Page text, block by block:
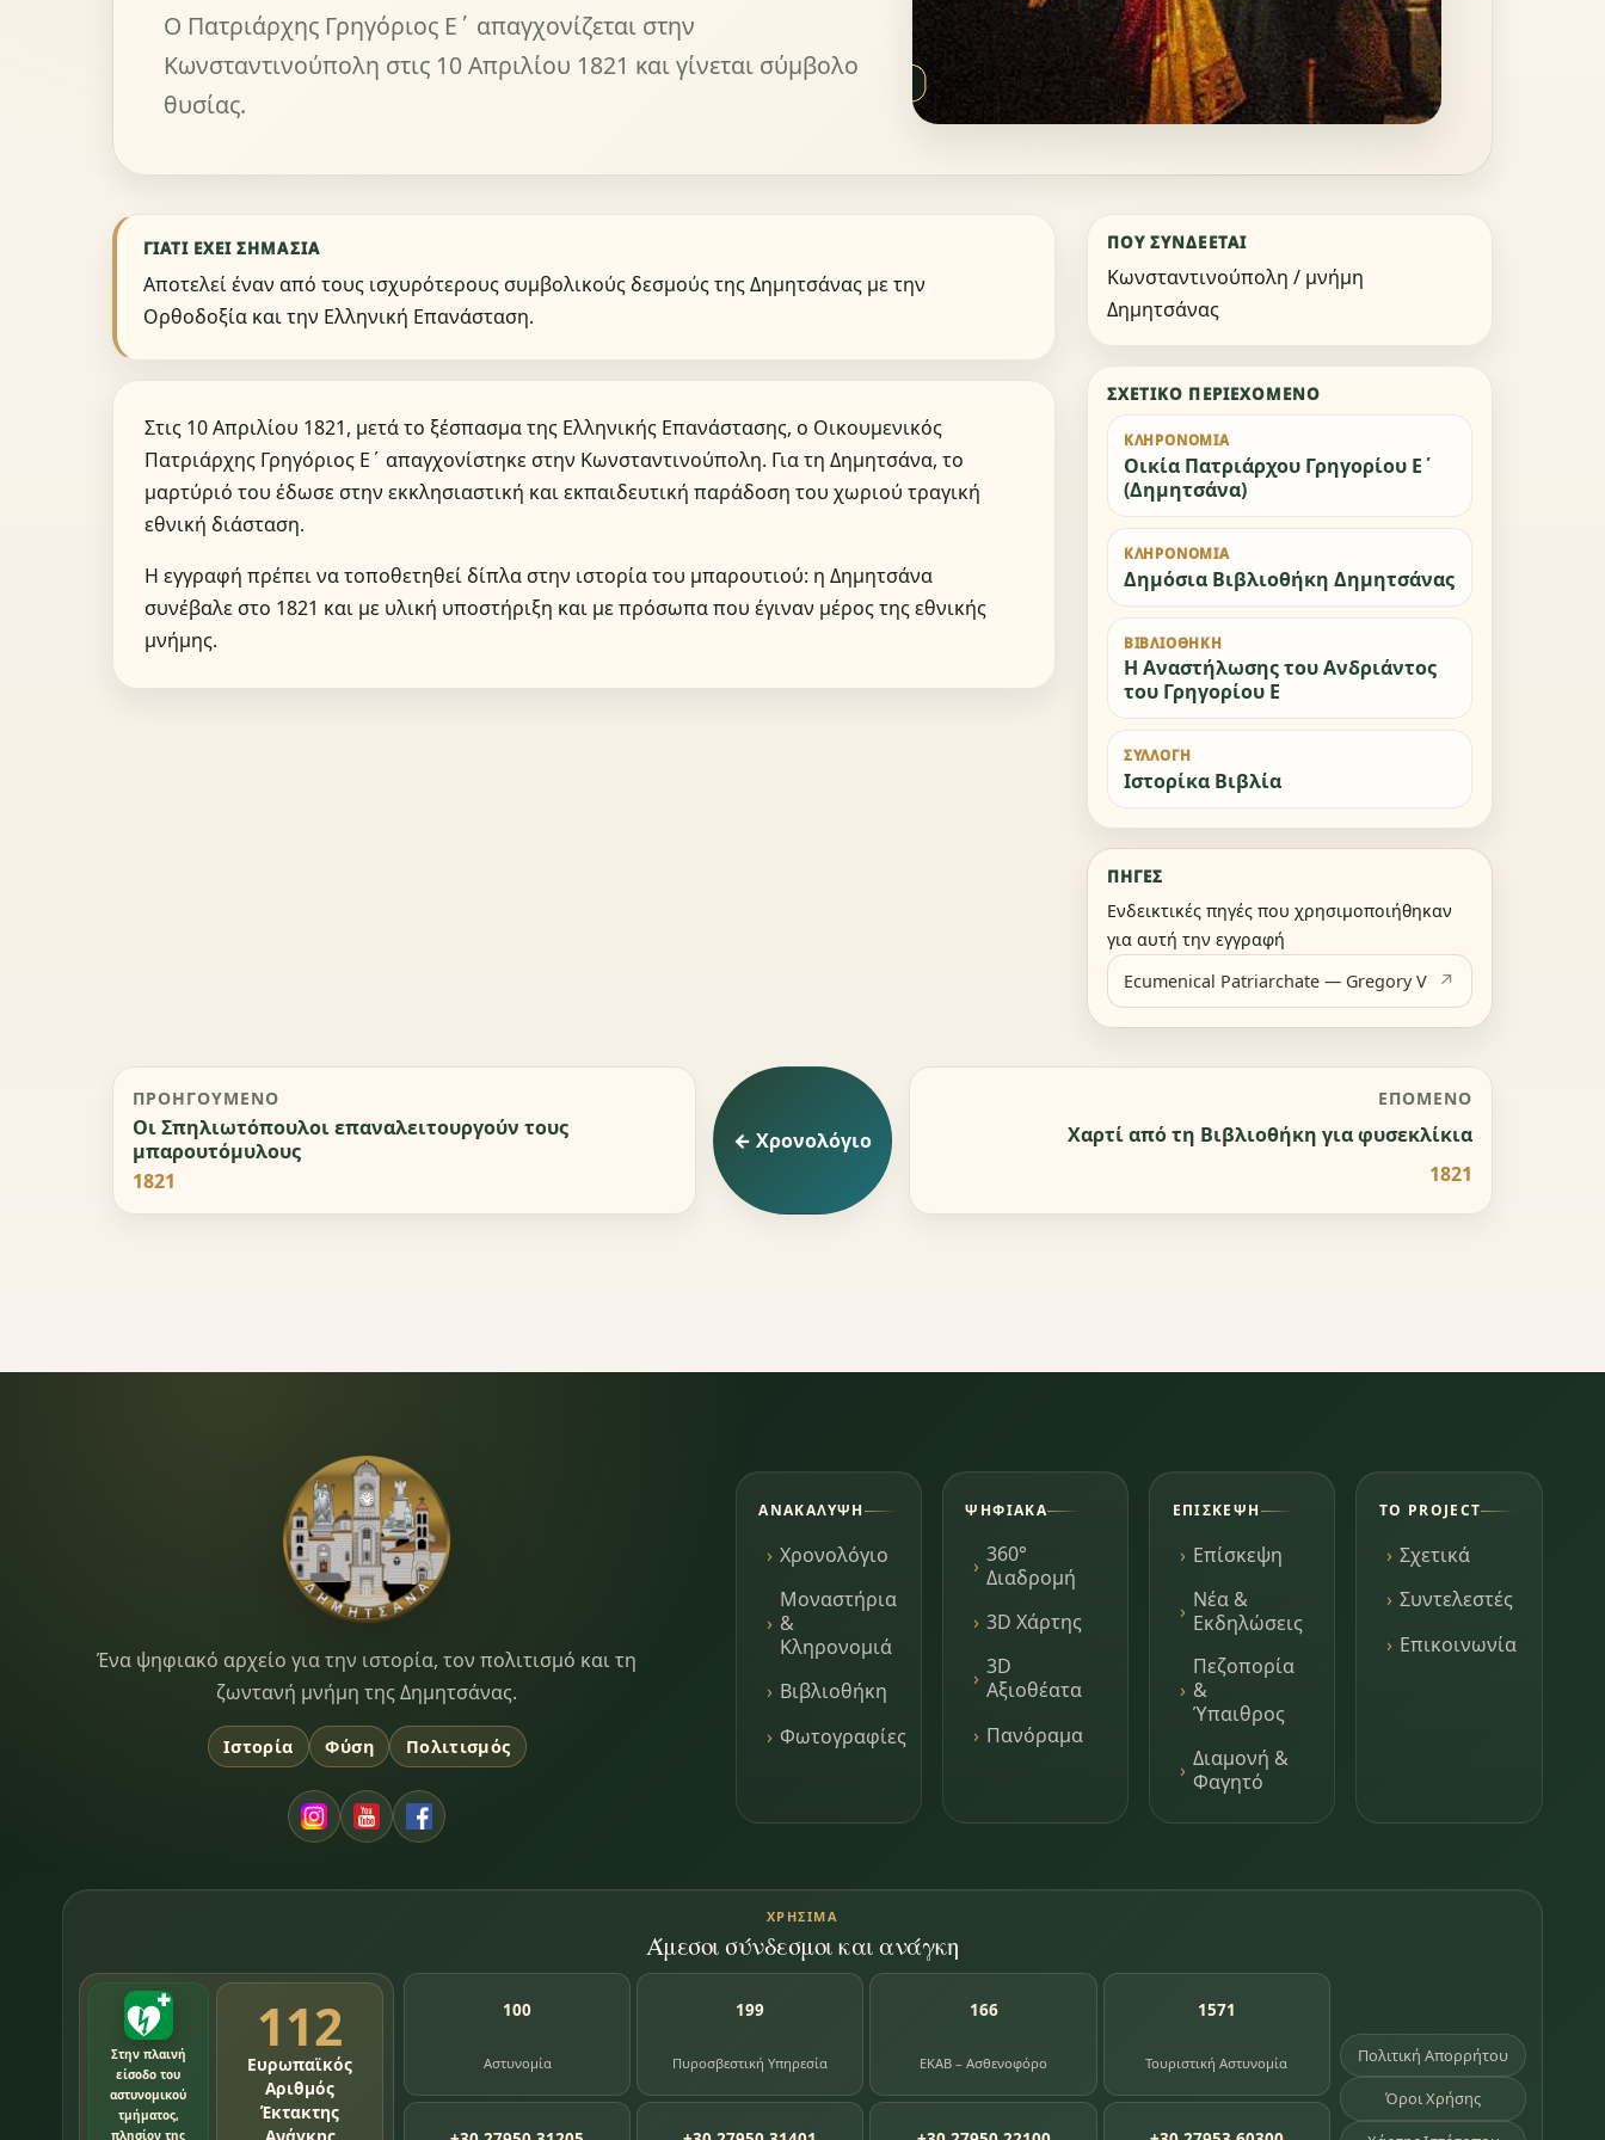
Ο Πατριάρχης Γρηγόριος Ε΄ απαγχονίζεται στην
Κωνσταντινούπολη στις 10 Απριλίου 1821 και γίνεται σύμβολο
θυσίας.
ΓΙΑΤΊ ΈΧΕΙ ΣΗΜΑΣΊΑ
Αποτελεί έναν από τους ισχυρότερους συμβολικούς δεσμούς της Δημητσάνας με την
Ορθοδοξία και την Ελληνική Επανάσταση.
Στις 10 Απριλίου 1821, μετά το ξέσπασμα της Ελληνικής Επανάστασης, ο Οικουμενικός
Πατριάρχης Γρηγόριος Ε΄ απαγχονίστηκε στην Κωνσταντινούπολη. Για τη Δημητσάνα, το
μαρτύριό του έδωσε στην εκκλησιαστική και εκπαιδευτική παράδοση του χωριού τραγική
εθνική διάσταση.
Η εγγραφή πρέπει να τοποθετηθεί δίπλα στην ιστορία του μπαρουτιού: η Δημητσάνα
συνέβαλε στο 1821 και με υλική υποστήριξη και με πρόσωπα που έγιναν μέρος της εθνικής
μνήμης.
ΠΟΎ ΣΥΝΔΈΕΤΑΙ
Κωνσταντινούπολη / μνήμη
Δημητσάνας
ΣΧΕΤΙΚΌ ΠΕΡΙΕΧΌΜΕΝΟ
ΚΛΗΡΟΝΟΜΙΆ
Οικία Πατριάρχου Γρηγορίου Ε΄
(Δημητσάνα)
ΚΛΗΡΟΝΟΜΙΆ
Δημόσια Βιβλιοθήκη Δημητσάνας
ΒΙΒΛΙΟΘΉΚΗ
Η Αναστήλωσης του Ανδριάντος
του Γρηγορίου Ε
ΣΥΛΛΟΓΉ
Ιστορίκα Βιβλία
ΠΗΓΈΣ
Ενδεικτικές πηγές που χρησιμοποιήθηκαν
για αυτή την εγγραφή
Ecumenical Patriarchate — Gregory V
ΠΡΟΗΓΟΎΜΕΝΟ
Οι Σπηλιωτόπουλοι επαναλειτουργούν τους
μπαρουτόμυλους
1821
← Χρονολόγιο
ΕΠΌΜΕΝΟ
Χαρτί από τη Βιβλιοθήκη για φυσεκλίκια
1821
Dimitsana.gr
Ένα ψηφιακό αρχείο για την ιστορία, τον πολιτισμό και τη
ζωντανή μνήμη της Δημητσάνας.
Ιστορία Φύση Πολιτισμός
ΑΝΑΚΆΛΥΨΗ
Χρονολόγιο
Μοναστήρια
&
Κληρονομιά
Βιβλιοθήκη
Φωτογραφίες
ΨΗΦΙΑΚΆ
360°
Διαδρομή
3D Χάρτης
3D
Αξιοθέατα
Πανόραμα
ΕΠΊΣΚΕΨΗ
Επίσκεψη
Νέα &
Εκδηλώσεις
Πεζοπορία
&
Ύπαιθρος
Διαμονή &
Φαγητό
ΤΟ PROJECT
Σχετικά
Συντελεστές
Επικοινωνία
ΧΡΉΣΙΜΑ
Άμεσοι σύνδεσμοι και ανάγκη
Στην πλαινή
είσοδο του
αστυνομικού
τμήματος,
πλησίον της
112
Ευρωπαϊκός
Αριθμός
Έκτακτης
100
Αστυνομία
199
Πυροσβεστική Υπηρεσία
166
ΕΚΑΒ – Ασθενοφόρο
1571
Τουριστική Αστυνομία Πολιτική Απορρήτου
Όροι Χρήσης